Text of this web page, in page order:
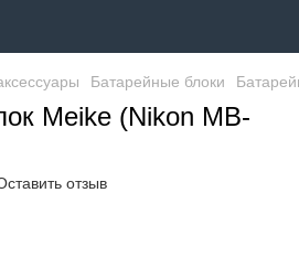
Батарейные блоки
Meike (Nikon MB-
отзыв